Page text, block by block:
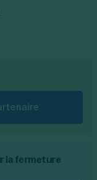
la fermeture